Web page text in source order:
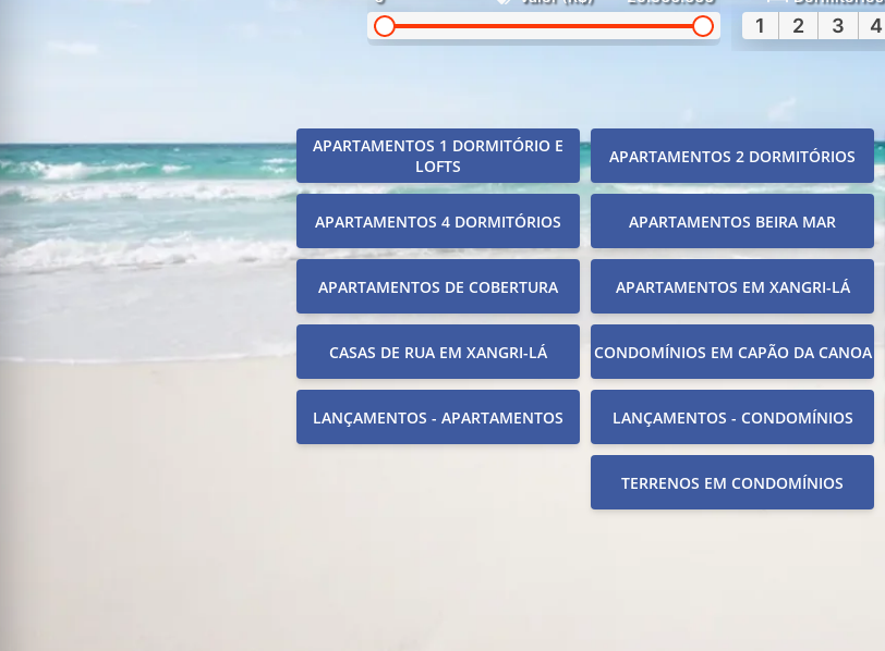
1 2 3 4
APARTAMENTOS 1 DORMITÓRIO E
LOFTS
APARTAMENTOS 2 DORMITÓRIOS
APARTAMENTOS 4 DORMITÓRIOS APARTAMENTOS BEIRA MAR
APARTAMENTOS DE COBERTURA APARTAMENTOS EM XANGRI-LÁ
CASAS DE RUA EM XANGRI-LÁ CONDOMÍNIOS EM CAPÃO DA CANOA
LANÇAMENTOS - APARTAMENTOS LANÇAMENTOS - CONDOMÍNIOS
TERRENOS EM CONDOMÍNIOS